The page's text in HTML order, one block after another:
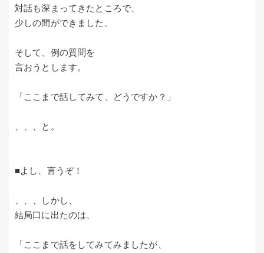
対話も深まってきたところで、
少しの間ができました。
そして、例の質問を
言おうとします。
「ここまで話してみて、どうですか？」
、、、と。
■よし、言うぞ！
、、、しかし、
結局口に出たのは、
「ここまで話をしてみてみましたが、